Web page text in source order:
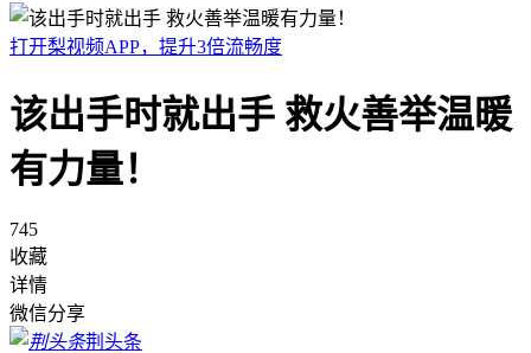
打开梨视频APP，提升3倍流畅度
该出手时就出手 救火善举温暖
有力量！
745
收藏
详情
微信分享
荆头条